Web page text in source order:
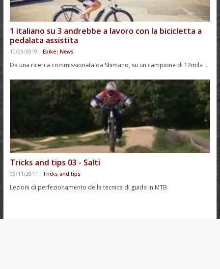
1 italiano su 3 andrebbe a lavoro con la bicicletta a
pedalata assistita
10/09/2019 | Ebike| News
Da una ricerca commissionata da Shimano, su un campione di 12mila …
Tricks and tips 03 - Salti
09/11/2011 | Tricks and tips
Lezioni di perfezionamento della tecnica di guida in MTB.